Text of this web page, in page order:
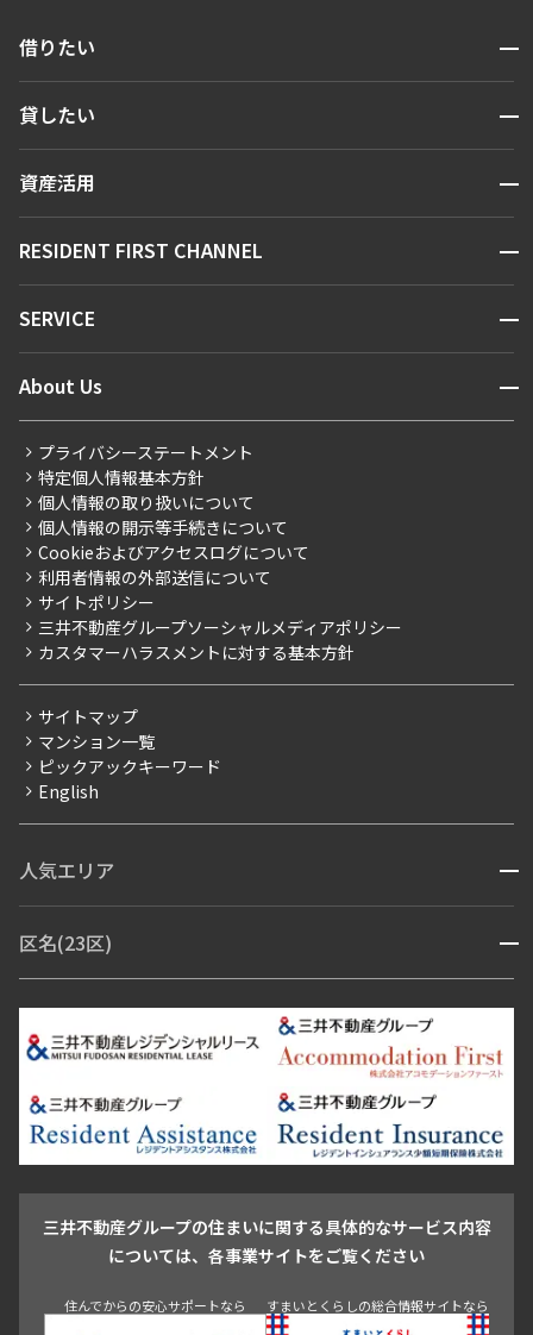
借りたい 開閉
人気エリアから探す
新着情報から探す
新着募集情報
こだわりから探す
こだわり一覧
プレミアムマンション
新築
当社限定（港区・渋谷区）
当社限定（港区・渋谷区以外）
三井不動産企画
賃料改定
フリーレント
ペット可
ブランドマンション
貸したい 開閉
お問い合わせ
資産活用 開閉
お問い合わせ
RESIDENT FIRST CHANNEL 開閉
マンションレポート
住まいのコラム
SERVICE 開閉
会員ページ
ご入居・提携サービス
お部屋探しからご契約まで
よくあるご質問
社宅紹介
【仲介会社様向け】当社仲介事業部取り扱い物件入居申込
About Us 開閉
会社情報
事業案内
採用情報
ニュースリリース
お問い合わせ
プライバシーステートメント
特定個人情報基本方針
個人情報の取り扱いについて
個人情報の開示等手続きについて
Cookieおよびアクセスログについて
利用者情報の外部送信について
サイトポリシー
三井不動産グループソーシャルメディアポリシー
カスタマーハラスメントに対する基本方針
サイトマップ
マンション一覧
ピックアックキーワード
English
人気エリア 開閉
青山・表参道・原宿
市ヶ谷・神楽坂・飯田橋
三田・芝・浜松町
芝浦・汐留・品川
月島・勝どき・豊洲
本郷・春日・小石川
目白・高田馬場・早稲田
池尻大橋・三軒茶屋
祐天寺・学芸大学・自由が丘
駒沢・用賀・二子玉川
成城・砧
池袋・板橋・王子
青山 渋谷 東京・大手町 新宿 品川
目黒・中目黒
区名(23区) 開閉
江東区 台東区 墨田区
中野区
豊島区
杉並区 板橋区 練馬区 荒川区
足立区
葛飾区
江戸川区
三井不動産グループの住まいに関する具体的なサービス内容
については、各事業サイトをご覧ください
住んでからの安心サポートなら すまいとくらしの総合情報サイトなら